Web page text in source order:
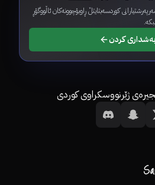
کوردسەبتایتڵ ڕاوبۆچوونەکان ئاڵووگۆڕ
بەشداری کردن
ژێرنووسکراوی کوردی